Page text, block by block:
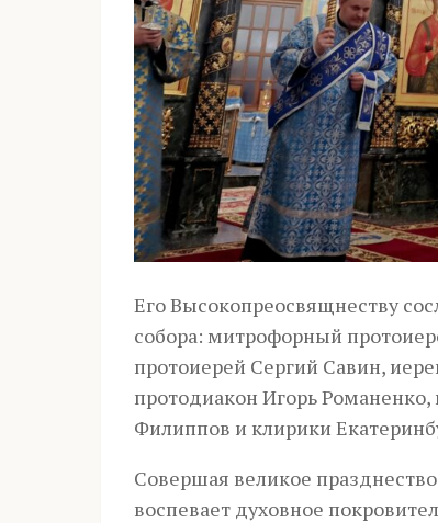
Его Высокопреосвящнеству
собора: митрофорный
протоиерей Сергий Савин,
протодиакон Игорь
Филиппов и клирики
Совершая великое
воспевает духовное